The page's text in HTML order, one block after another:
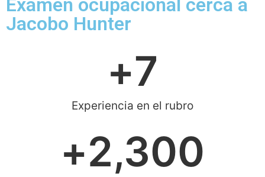
Examen ocupacional cerca a
Jacobo Hunter
Experiencia en el rubro
+7
+2,300